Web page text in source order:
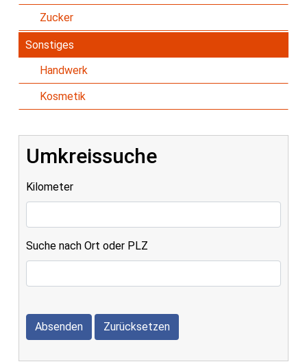
Zucker
Sonstiges
Handwerk
Kosmetik
Umkreissuche
Kilometer
Suche nach Ort oder PLZ
Absenden Zurücksetzen